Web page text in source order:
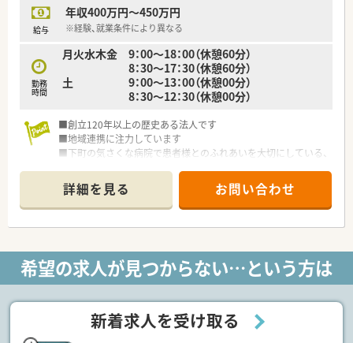
【こんな方にオススメ】
を充実させたい方
■ブランクがあり再スタートを考えている方や、スキルに不安を
感じている方
■教育制度が充実しており、研修や学会参加を通じて専門知識を
給与
年収400万円～450万円
※経験、就業条件により異なる
勤務
時間
月火水木金 9：00～18：00（休憩60分）
8：30～17：30（休憩60分）
土 9：00～13：00（休憩00分）
8：30～12：30（休憩00分）
■創立120年以上の歴史ある法人です
■地域連携に注力しています
■下町の気さくな病院で患者様とのふれあいを大切にしている、
詳細を見る お問い合わせ
希望の求人が見つからない…という方は
新着求人を受け取る